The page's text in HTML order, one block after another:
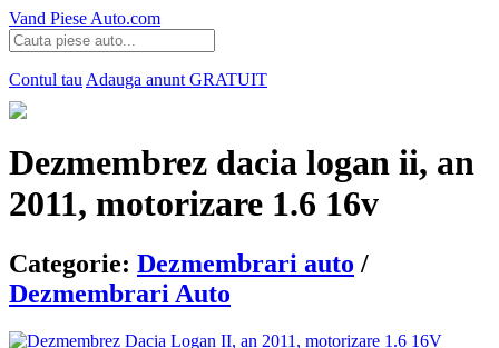
Vand Piese Auto.com
Contul tau Adauga anunt GRATUIT
Dezmembrez dacia logan ii, an
2011, motorizare 1.6 16v
Categorie: Dezmembrari auto /
Dezmembrari Auto